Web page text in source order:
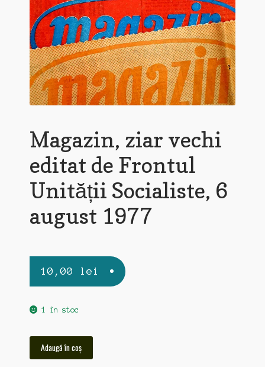
Magazin, ziar vechi
editat de Frontul
Unității Socialiste, 6
august 1977
10,00 lei
1 în stoc
Magazin,
Adaugă în coș